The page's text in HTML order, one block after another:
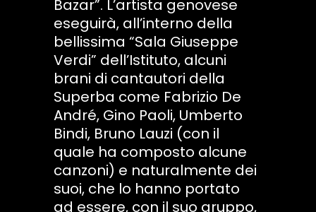
Bazar”. L’artista genovese
eseguirà, all’interno della
bellissima “Sala Giuseppe
Verdi” dell’Istituto, alcuni
brani di cantautori della
Superba come Fabrizio De
André, Gino Paoli, Umberto
Bindi, Bruno Lauzi (con il
quale ha composto alcune
canzoni) e naturalmente dei
suoi, che lo hanno portato
ad essere, con il suo gruppo,